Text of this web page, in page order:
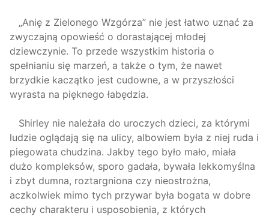
„Anię z Zielonego Wzgórza” nie jest łatwo uznać za
zwyczajną opowieść o dorastającej młodej
dziewczynie. To przede wszystkim historia o
spełnianiu się marzeń, a także o tym, że nawet
brzydkie kaczątko jest cudowne, a w przyszłości
wyrasta na pięknego łabędzia.
Shirley nie należała do uroczych dzieci, za którymi
ludzie oglądają się na ulicy, albowiem była z niej ruda i
piegowata chudzina. Jakby tego było mało, miała
dużo kompleksów, sporo gadała, bywała lekkomyślna
i zbyt dumna, roztargniona czy nieostrożna,
aczkolwiek mimo tych przywar była bogata w dobre
cechy charakteru i usposobienia, z których